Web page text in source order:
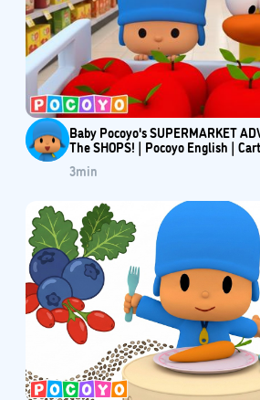
Baby Pocoyo's SUPERMARKET
The SHOPS! | Pocoyo English |
3min